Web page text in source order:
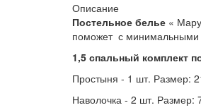
Описание
Постельное белье «
поможет с минимальными
1,5 спальный комплект
Простыня - 1 шт. Размер:
Наволочка - 2 шт. Размер: